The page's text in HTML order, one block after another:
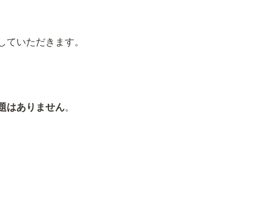
いただきます。
はありません。